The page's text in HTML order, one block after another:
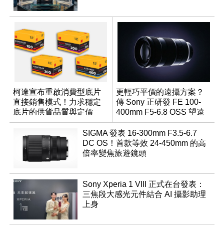
柯達宣布重啟消費型底片
直接銷售模式！力求穩定
底片的供貨品質與定價
更輕巧平價的遠攝方案？
傳 Sony 正研發 FE 100-
400mm F5-6.8 OSS 望遠
變焦鏡頭
SIGMA 發表 16-300mm F3.5-6.7
DC OS！首款等效 24-450mm 的高
倍率變焦旅遊鏡頭
Sony Xperia 1 VIII 正式在台發表：
三焦段大感光元件結合 AI 攝影助理
上身